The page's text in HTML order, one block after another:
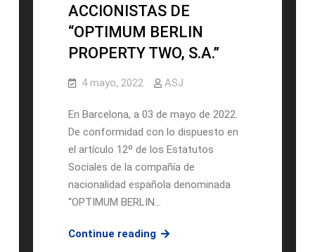
TWO,
S.A.”
ACCIONISTAS DE
“OPTIMUM BERLIN
PROPERTY TWO, S.A.”
4 mayo, 2022 ASJ
En Barcelona, a 03 de mayo de 2022.
De conformidad con lo dispuesto en
el artículo 12º de los Estatutos
Sociales de la compañía de
nacionalidad española denominada
“OPTIMUM BERLIN…
Continue readingCONVOCATORIA